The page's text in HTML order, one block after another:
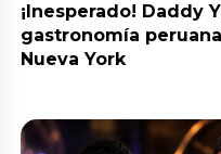
¡Inesperado! Daddy
gastronomía
Nueva York